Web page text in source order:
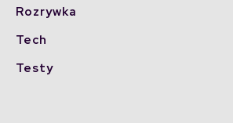
Rozrywka
Tech
Testy